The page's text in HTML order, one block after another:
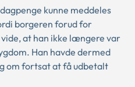
kunne meddeles
borgeren forud for
at han ikke længere var
Han havde dermed
om fortsat at få udbetalt